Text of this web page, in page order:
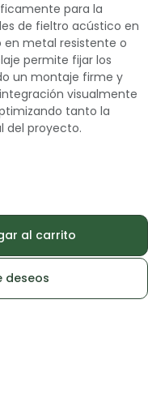
para la
de fieltro acústico en
en metal resistente o
permite fijar los
un montaje firme y
visualmente
tanto la
del proyecto.
al carrito
deseos